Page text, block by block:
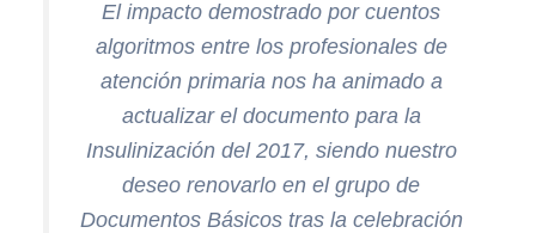
El impacto demostrado por cuentos
algoritmos entre los profesionales de
atención primaria nos ha animado a
actualizar el documento para la
Insulinización del 2017, siendo nuestro
deseo renovarlo en el grupo de
Documentos Básicos tras la celebración